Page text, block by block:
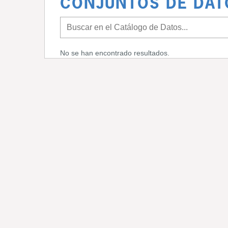
CONJUNTOS DE
No se han encontrado resultados.